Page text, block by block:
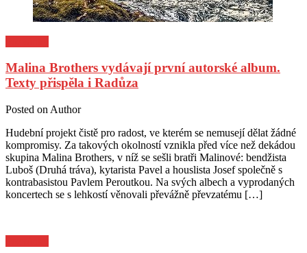
Malina Brothers vydávají první autorské album.
Texty přispěla i Radůza
Posted on Author
Hudební projekt čistě pro radost, ve kterém se nemusejí dělat žádné
kompromisy. Za takových okolností vznikla před více než dekádou
skupina Malina Brothers, v níž se sešli bratři Malinové: bendžista
Luboš (Druhá tráva), kytarista Pavel a houslista Josef společně s
kontrabasistou Pavlem Peroutkou. Na svých albech a vyprodaných
koncertech se s lehkostí věnovali převážně převzatému […]